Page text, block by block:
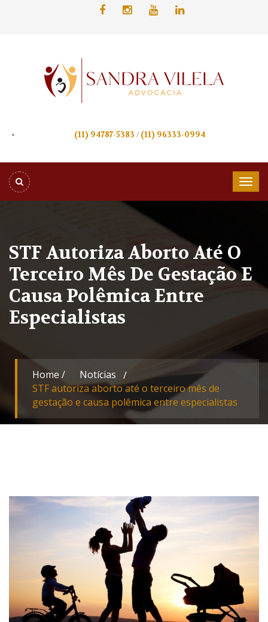
(11) 94787-5383 / (11) 96333-0994
STF Autoriza Aborto Até O
Terceiro Mês De Gestação E
Causa Polêmica Entre
Especialistas
Home/
Notícias
STF autoriza aborto até o terceiro mês de
gestação e causa polêmica entre especialistas